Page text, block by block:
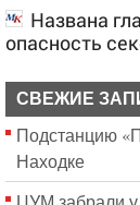
Названа
опасность
СВЕЖИЕ
Подстанцию
Находке